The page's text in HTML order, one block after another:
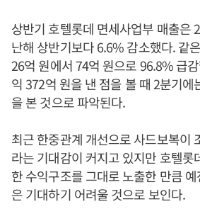
상반기 호텔롯데 면세사업부 매출은
난해 상반기보다 6.6% 감소했다. 같
26억 원에서 74억 원으로 96.8% 급
익 372억 원을 낸 점을 볼 때 2분기에
을 본 것으로 파악된다.
최근 한중관계 개선으로 사드보복이
라는 기대감이 커지고 있지만 호텔롯
한 수익구조를 그대로 노출한 만큼
은 기대하기 어려울 것으로 보인다.